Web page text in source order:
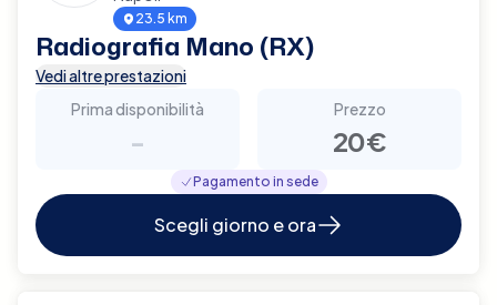
23.5 km
Radiografia Mano (RX)
Vedi altre prestazioni
Prima disponibilità
-
Prezzo
20€
Pagamento in sede
Scegli giorno e ora